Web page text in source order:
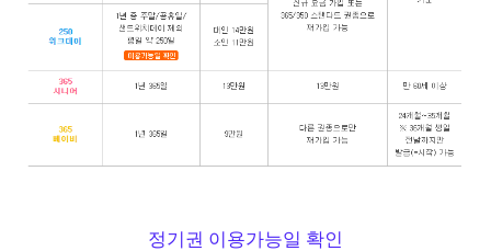
정기권 이용가능일 확인